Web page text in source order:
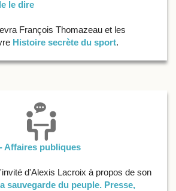
le dire
François Thomazeau et les
Histoire secrète du sport.
Affaires publiques
d'Alexis Lacroix à propos de son
sauvegarde du peuple. Presse,